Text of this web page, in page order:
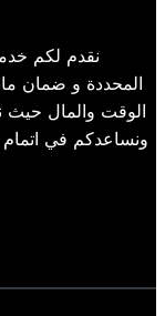
نقدم لكم
المحددة و ضمان
الوقت والمال حيث
ونساعدكم في اتمام